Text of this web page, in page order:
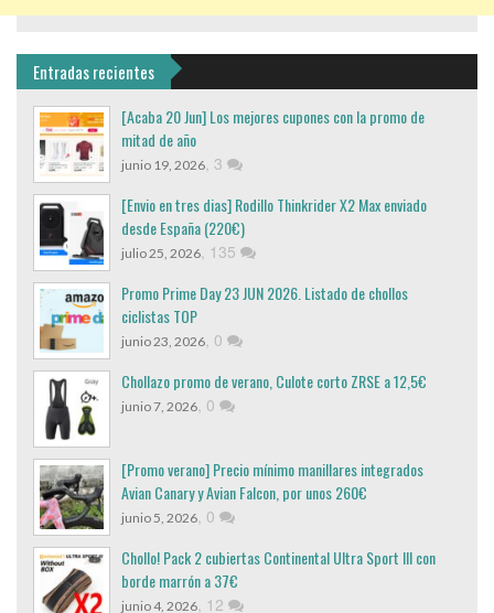
Entradas recientes
[Acaba 20 Jun] Los mejores cupones con la promo de
mitad de año
junio 19, 2026 3
[Envio en tres dias] Rodillo Thinkrider X2 Max enviado
desde España (220€)
julio 25, 2026 135
Promo Prime Day 23 JUN 2026. Listado de chollos
ciclistas TOP
junio 23, 2026 0
Chollazo promo de verano, Culote corto ZRSE a 12,5€
junio 7, 2026 0
[Promo verano] Precio mínimo manillares integrados
Avian Canary y Avian Falcon, por unos 260€
junio 5, 2026 0
Chollo! Pack 2 cubiertas Continental Ultra Sport III con
borde marrón a 37€
junio 4, 2026 12